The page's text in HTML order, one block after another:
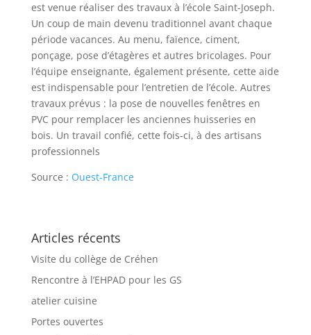
est venue réaliser des travaux à l’école Saint-Joseph.
Un coup de main devenu traditionnel avant chaque
période vacances. Au menu, faïence, ciment,
ponçage, pose d’étagères et autres bricolages. Pour
l’équipe enseignante, également présente, cette aide
est indispensable pour l’entretien de l’école. Autres
travaux prévus : la pose de nouvelles fenêtres en
PVC pour remplacer les anciennes huisseries en
bois. Un travail confié, cette fois-ci, à des artisans
professionnels
Source : Ouest-France
Articles récents
Visite du collège de Créhen
Rencontre à l’EHPAD pour les GS
atelier cuisine
Portes ouvertes